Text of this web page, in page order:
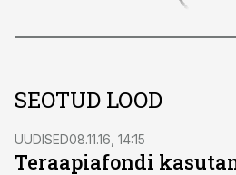
SEOTUD LOOD
UUDISED08.11.16, 14:15
Teraapiafondi